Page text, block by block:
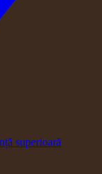
superioară